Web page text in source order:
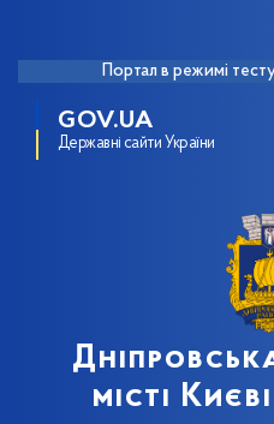
Портал в режимі
GOV.UA
Державні сайти України
місті